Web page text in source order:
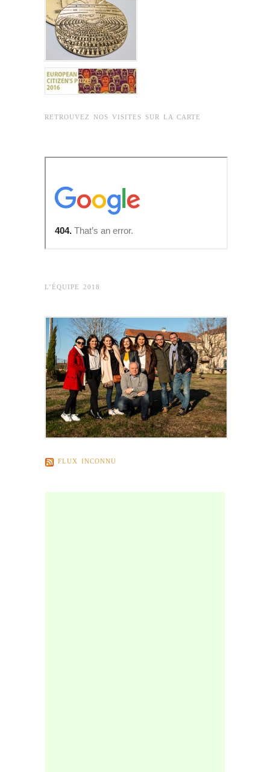
RETROUVEZ NOS VISITES SUR LA CARTE
L’ÉQUIPE 2018
FLUX INCONNU